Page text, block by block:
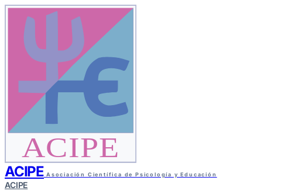
ACIPE
ACIPE Asociación Científica de Psicología y Educación
ACIPE